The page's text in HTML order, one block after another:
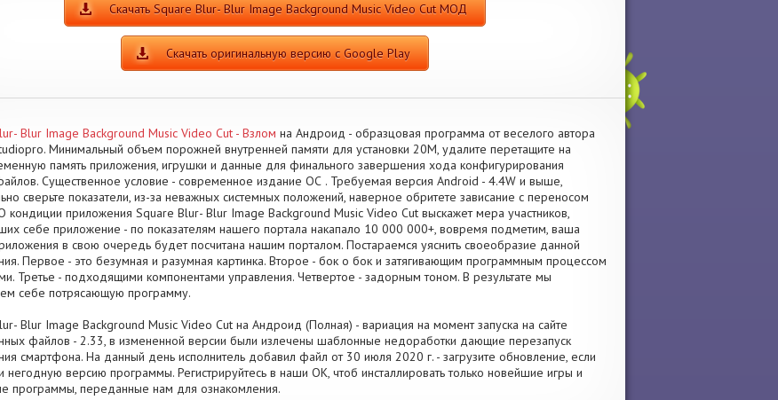
Скачать Square Blur- Blur Image Background Music Video Cut МОД
Скачать оригинальную версию с Google Play
Blur Image Background Music Video Cut - Взлом на Андроид - образцовая программа от веселого автора
Минимальный объем порожней внутренней памяти для установки 20M, удалите перетащите на
память приложения, игрушки и данные для финального завершения хода конфигурирования
Существенное условие - современное издание ОС . Требуемая версия Android - 4.4W и выше,
сверьте показатели, из-за неважных системных положений, наверное обритете зависание с переносом
кондиции приложения Square Blur- Blur Image Background Music Video Cut выскажет мера участников,
себе приложение - по показателям нашего портала накапало 10 000 000+, вовремя подметим, ваша
в свою очередь будет посчитана нашим порталом. Постараемся уяснить своеобразие данной
Первое - это безумная и разумная картинка. Второе - бок о бок и затягивающим программным процессом
Третье - подходящими компонентами управления. Четвертое - задорным тоном. В результате мы
себе потрясающую программу.
Blur Image Background Music Video Cut на Андроид (Полная) - вариация на момент запуска на сайте
файлов - 2.33, в измененной версии были излечены шаблонные недоработки дающие перезапуск
смартфона. На данный день исполнитель добавил файл от 30 июля 2020 г. - загрузите обновление, если
негодную версию программы. Регистрируйтесь в наши OK, чтоб инсталлировать только новейшие игры и
программы, переданные нам для ознакомления.